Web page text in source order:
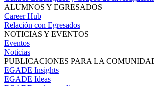
ALUMNOS Y EGRESADOS
Career Hub
Relación con Egresados
NOTICIAS Y EVENTOS
Eventos
Noticias
PUBLICACIONES PARA LA
EGADE Insights
EGADE Ideas